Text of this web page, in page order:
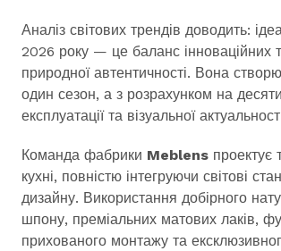
Аналіз світових трендів доводить:
2026 року — це баланс інноваційних
природної автентичності. Вона
один сезон, а з розрахунком на
експлуатації та візуальної
Команда фабрики Meblens проектує
кухні, повністю інтегруючи світові
дизайну. Використання добірного
шпону, преміальних матових лаків,
прихованого монтажу та